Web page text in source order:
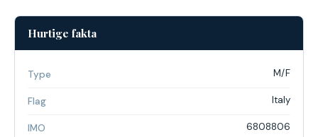
Hurtige fakta
Type M/F
Flag Italy
IMO 6808806